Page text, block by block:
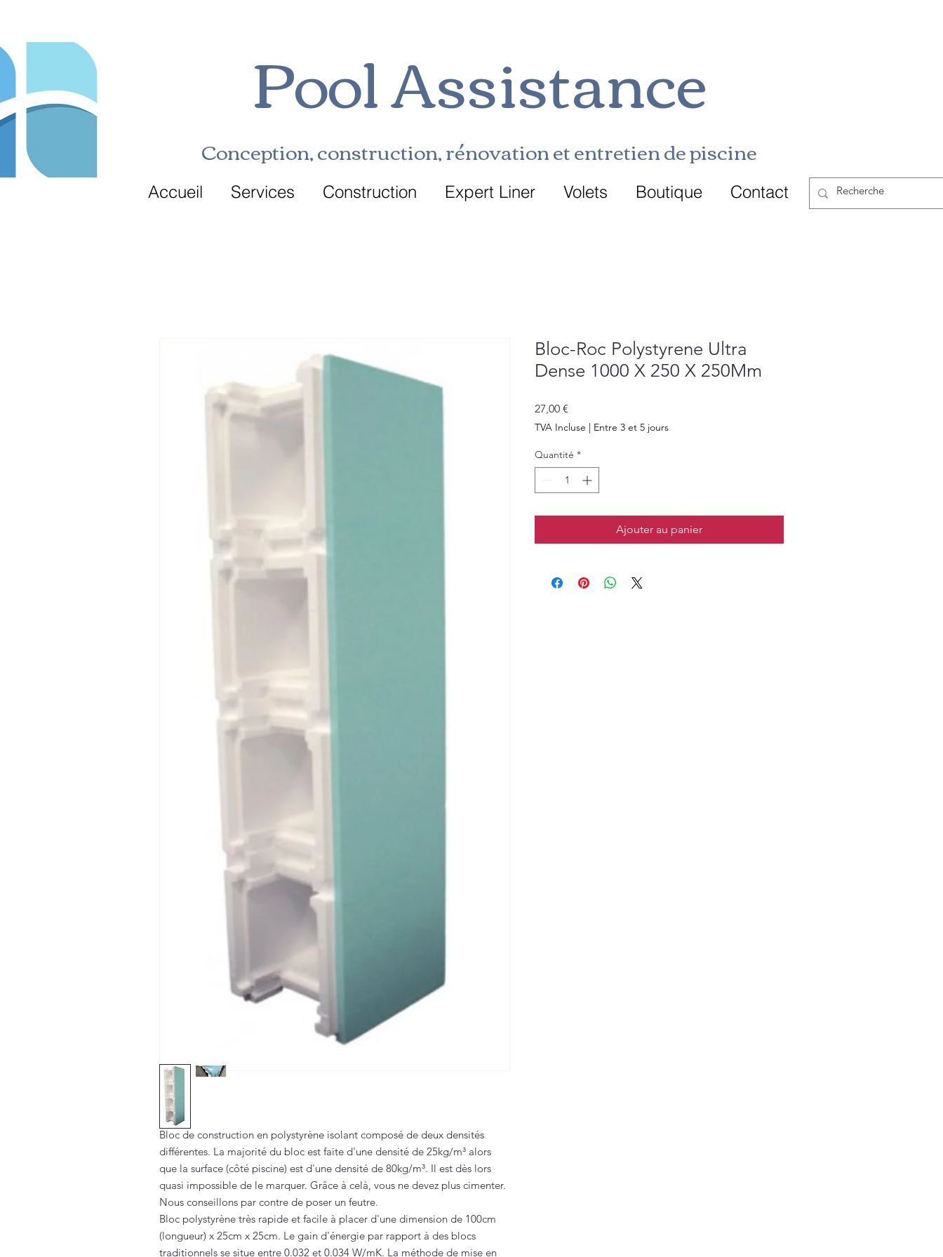
Pool Assistance
Conception, construction, rénovation et entretien de piscine
Accueil Services Construction Expert Liner Volets Boutique Contact
Bloc de construction en polystyrène isolant composé de deux densités
différentes. La majorité du bloc est faite d'une densité de 25kg/m³ alors
que la surface (côté piscine) est d'une densité de 80kg/m³. Il est dès lors
quasi impossible de le marquer. Grâce à celà, vous ne devez plus cimenter.
Nous conseillons par contre de poser un feutre.
Bloc polystyrène très rapide et facile à placer d'une dimension de 100cm
(longueur) x 25cm x 25cm. Le gain d'énergie par rapport à des blocs
traditionnels se situe entre 0.032 et 0.034 W/mK. La méthode de mise en
Bloc-Roc Polystyrene Ultra
Dense 1000 X 250 X 250Mm
27,00 €
TVA Incluse | Entre 3 et 5 jours
Quantité *
Ajouter au panier